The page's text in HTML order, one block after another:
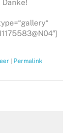
| Permalink